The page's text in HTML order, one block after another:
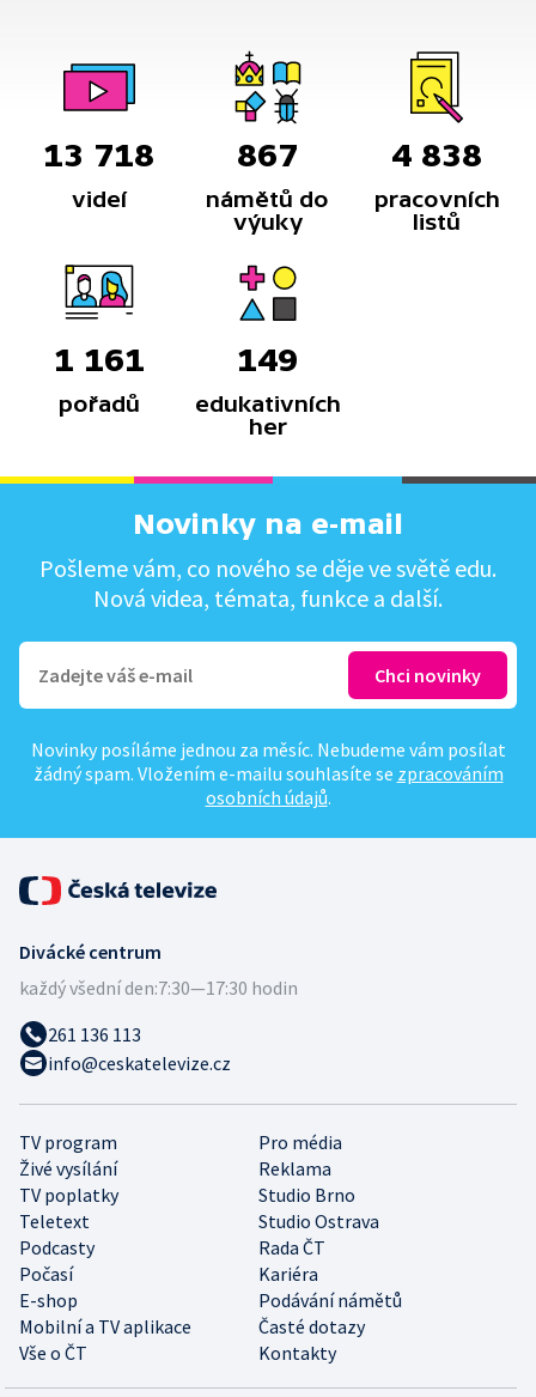
13 718
videí
867
námětů do
výuky
4 838
pracovních
listů
1 161
pořadů
149
edukativních
her
Novinky na e-mail
Pošleme vám, co nového se děje ve světě edu.
Nová videa, témata, funkce a další.
Novinky posíláme jednou za měsíc. Nebudeme vám posílat
žádný spam. Vložením e-mailu souhlasíte se zpracováním
osobních údajů.